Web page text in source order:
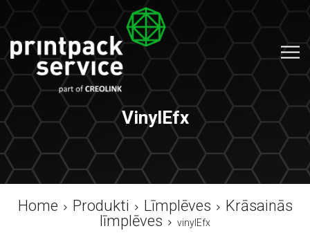
VinylEfx
Home Produkti Līmplēves
Krāsainās
līmplēves
vinylEfx